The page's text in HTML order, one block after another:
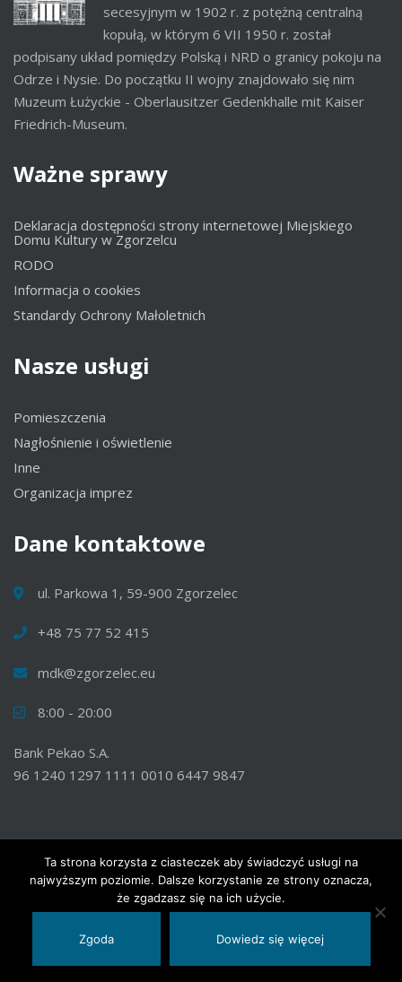
secesyjnym w 1902 r. z potężną centralną
kopułą, w którym 6 VII 1950 r. został
podpisany układ pomiędzy Polską i NRD o granicy pokoju na
Odrze i Nysie. Do początku II wojny znajdowało się nim
Muzeum Łużyckie - Oberlausitzer Gedenkhalle mit Kaiser
Friedrich-Museum.
Ważne sprawy
Deklaracja dostępności strony internetowej Miejskiego
Domu Kultury w Zgorzelcu
RODO
Informacja o cookies
Standardy Ochrony Małoletnich
Nasze usługi
Pomieszczenia
Nagłośnienie i oświetlenie
Inne
Organizacja imprez
Dane kontaktowe
ul. Parkowa 1, 59-900 Zgorzelec
+48 75 77 52 415
mdk@zgorzelec.eu
8:00 - 20:00
Bank Pekao S.A.
96 1240 1297 1111 0010 6447 9847
© 2020 Wszelkie prawa zastrzeżone. Miejski Dom Kultury w
Zgorzelcu.
FacebookYouTube
Ta strona korzysta z ciasteczek aby świadczyć usługi na
najwyższym poziomie. Dalsze korzystanie ze strony oznacza,
że zgadzasz się na ich użycie.
Zgoda Dowiedz się więcej